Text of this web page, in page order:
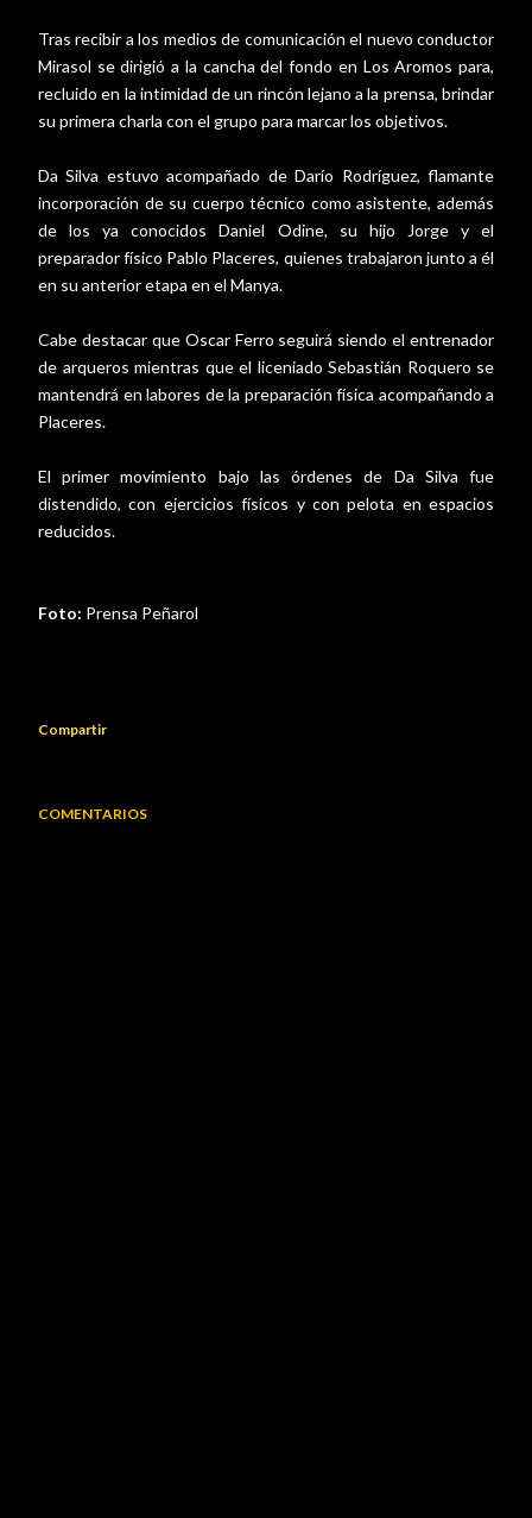
Tras recibir a los medios de comunicación el nuevo conductor
Mirasol se dirigió a la cancha del fondo en Los Aromos para,
recluido en la intimidad de un rincón lejano a la prensa, brindar
su primera charla con el grupo para marcar los objetivos.
Da Silva estuvo acompañado de Darío Rodríguez, flamante
incorporación de su cuerpo técnico como asistente, además
de los ya conocidos Daniel Odine, su hijo Jorge y el
preparador físico Pablo Placeres, quienes trabajaron junto a él
en su anterior etapa en el Manya.
Cabe destacar que Oscar Ferro seguirá siendo el entrenador
de arqueros mientras que el liceniado Sebastián Roquero se
mantendrá en labores de la preparación física acompañando a
Placeres.
El primer movimiento bajo las órdenes de Da Silva fue
distendido, con ejercicios físicos y con pelota en espacios
reducidos.
Foto: Prensa Peñarol
Compartir
COMENTARIOS